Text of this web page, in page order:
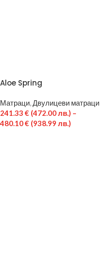
Aloe Spring
Матраци,Двулицеви матраци
241.33 € (472.00 лв.) –
480.10€ (938.99 лв.)